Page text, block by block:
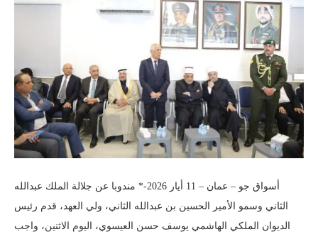
أسواق جو – عمان – 11 أيار 2026-* مندوبا عن جلالة الملك عبدالله
الثاني وسمو الأمير الحسين بن عبدالله الثاني، ولي العهد، قدم رئيس
الديوان الملكي الهاشمي يوسف حسن العيسوي، اليوم الاثنين، واجب